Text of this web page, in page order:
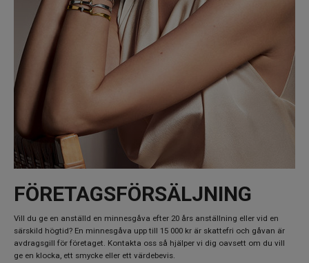
SUPER DEALS!
HITTA DIN KLOCKA
SMYCKEN
BUTIKEN
FÖRETAGSFÖRSÄLJNING
Vill du ge en anställd en minnesgåva efter 20 års anställning eller vid en
särskild högtid? En minnesgåva upp till 15 000 kr är skattefri och gåvan är
avdragsgill för företaget. Kontakta oss så hjälper vi dig oavsett om du vill
ge en klocka, ett smycke eller ett värdebevis.